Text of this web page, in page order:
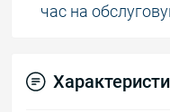
час на